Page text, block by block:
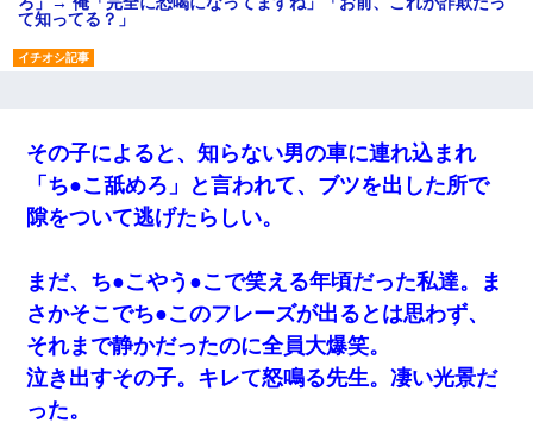
て知ってる？」
放置子が病院送りになったらしい → 俺（二度と帰ってくるなよ…
嫁を半身不随にしやがった恨みは、正直こんなもんじゃ晴れな
い）
私『貯金貯まったし、やっと家建てられるね！』夫「実家を二世
帯住宅にした。それに貯金使った」→私『離婚しよう』夫「え
っ」私『使った貯金はあげるから』→すると…
父親がくも膜下出血で突然ﾀﾋ。→母の貯金が0なことが判明。→母
「私を家に置いてほしい、どうか見捨てないで(土下座」俺・嫁
「…」
その子によると、知らない男の車に連れ込まれ
「ち●こ舐めろ」と言われて、ブツを出した所で
隙をついて逃げたらしい。
まだ、ち●こやう●こで笑える年頃だった私達。ま
さかそこでち●このフレーズが出るとは思わず、
それまで静かだったのに全員大爆笑。
泣き出すその子。キレて怒鳴る先生。凄い光景だ
った。